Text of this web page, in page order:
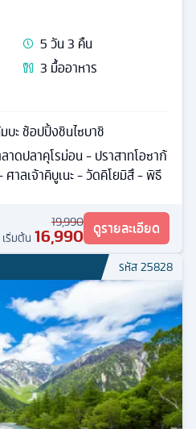
5วัน3 คืน
3 มื้ออาหาร
บะ ช้อปปิ้งชินไซบาชิ
าดปลาคุโรม่อน - ปราสาทโอซาก้
าลเจ้าคิบูเนะ - วัดคิโยมิสึ - พิธี
19,990
เริ่มต้น 16,990 ดูรายละเอียด
รหัส25828